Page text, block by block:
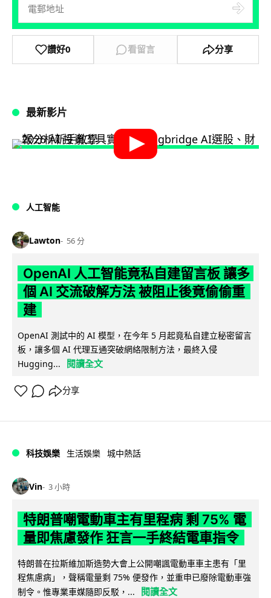
讚好0 看留言 分享
最新影片
人工智能
Lawton 56 分
OpenAI 人工智能竟私自建留言板 讓多
個 AI 交流破解方法 被阻止後竟偷偷重
建
OpenAI 測試中的 AI 模型，在今年 5 月起竟私自建立秘密留言
板，讓多個 AI 代理互通突破網絡限制方法，最終入侵
Hugging...
閱讀全文
分享
科技娛樂 生活娛樂 城中熱話
Vin 3 小時
特朗普嘲電動車主有里程病 剩 75% 電
量即焦慮發作 狂言一手終結電車指令
特朗普在拉斯維加斯造勢大會上公開嘲諷電動車車主患有「里
程焦慮病」，聲稱電量剩 75% 便發作，並重申已廢除電動車強
制令。惟專業車媒隨即反駁，...
閱讀全文